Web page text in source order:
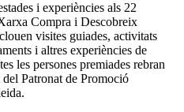
i experiències als 22
Compra i Descobreix
visites guiades, activitats
i altres experiències de
les persones premiades rebran
Patronat de Promoció